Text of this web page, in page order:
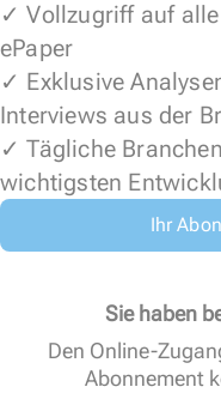
✓ Vollzugriff auf
ePaper
✓ Exklusive
Interviews aus der
✓ Tägliche
wichtigsten
Ihr
Sie haben
Den Online-
Abonnement